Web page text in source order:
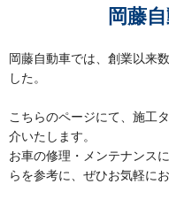
岡藤
岡藤自動車では、創業以来
した。
こちらのページにて、施工
介いたします。
お車の修理・メンテナンス
らを参考に、ぜひお気軽に